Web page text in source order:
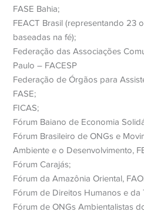
FASE Bahia;
FEACT Brasil (representando 23
baseadas na fé);
Federação das Associações
Paulo – FACESP
Federação de Órgãos para
FASE;
FICAS;
Fórum Baiano de Economia
Fórum Brasileiro de ONGs e
Ambiente e o Desenvolvimento,
Fórum Carajás;
Fórum da Amazônia Oriental,
Fórum de Direitos Humanos e da
Fórum de ONGs Ambientalistas